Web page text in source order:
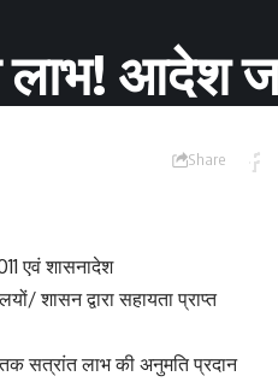
लाभ! आदेश
Share
एवं शासनादेश
शासन द्वारा सहायता प्राप्त
तक सत्रांत लाभ की अनुमति प्रदान